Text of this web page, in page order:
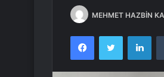
MEHMET HAZBİN
FacebookTwitter